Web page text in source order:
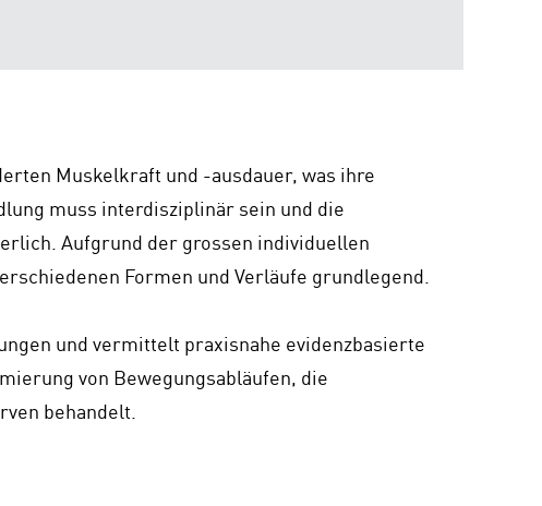
Muskelkraft und -ausdauer, was ihre
muss interdisziplinär sein und die
Aufgrund der grossen individuellen
Formen und Verläufe grundlegend.
und vermittelt praxisnahe evidenzbasierte
von Bewegungsabläufen, die
behandelt.